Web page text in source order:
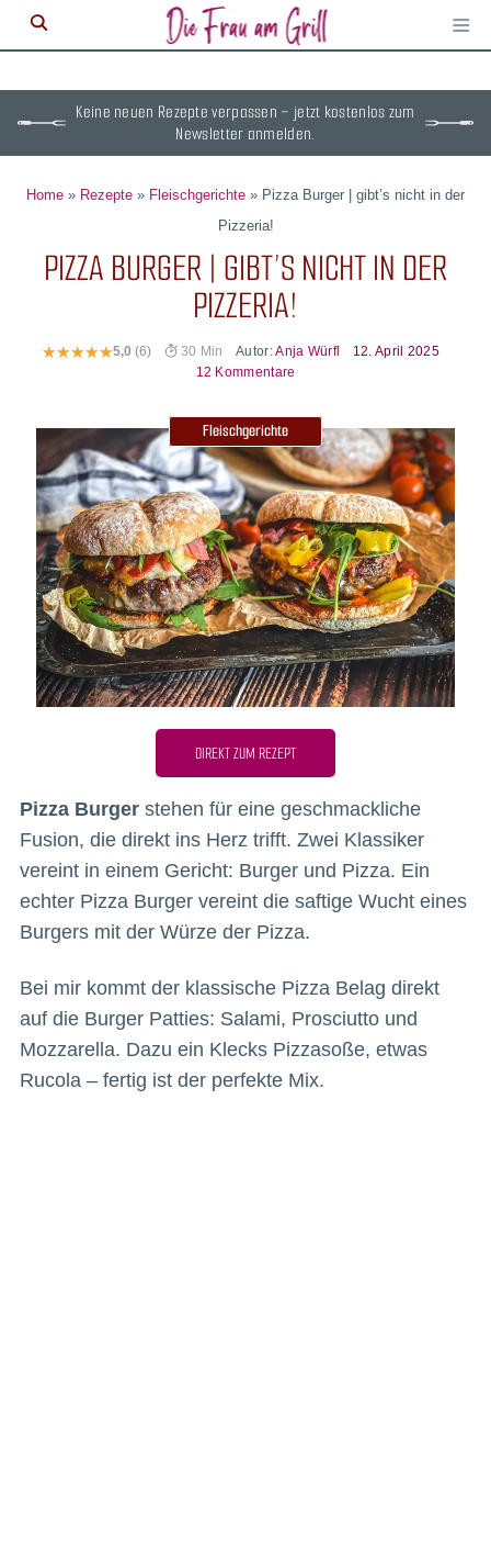
≡
Keine neuen Rezepte verpassen – jetzt kostenlos zum
Newsletter anmelden.
Home » Rezepte » Fleischgerichte » Pizza Burger | gibt’s nicht in der
Pizzeria!
PIZZA BURGER | GIBT’S NICHT IN DER
PIZZERIA!
5,0(6) 30 Min Autor:Anja Würfl
12. April 2025
12 Kommentare
Fleischgerichte
DIREKT ZUM REZEPT
Pizza Burgerstehen für eine geschmackliche
Fusion, die direkt ins Herz trifft. Zwei Klassiker
vereint in einem Gericht: Burger und Pizza. Ein
echter Pizza Burger vereint die saftige Wucht eines
Burgers mit der Würze der Pizza.
Bei mir kommt der klassische Pizza Belag direkt
auf die Burger Patties: Salami, Prosciutto und
Mozzarella. Dazu ein Klecks Pizzasoße, etwas
Rucola – fertig ist der perfekte Mix.